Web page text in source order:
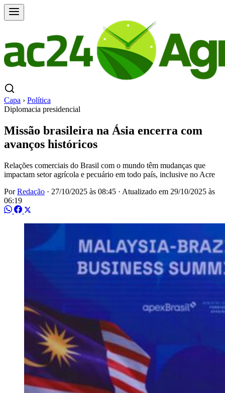
Capa › Política
Diplomacia presidencial
Missão brasileira na Ásia encerra com
avanços históricos
Relações comerciais do Brasil com o mundo têm mudanças que
impactam setor agrícola e pecuário em todo país, inclusive no Acre
PorRedação · 27/10/2025 às 08:45 · Atualizado em 29/10/2025 às
06:19